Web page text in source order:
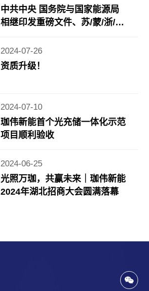
中共中央 国务院与国家能源局
相继印发重磅文件、苏/蒙/浙/鲁
2024-07-26
资质升级！
2024-07-10
珈伟新能首个光充储一体化示范
项目顺利验收
2024-06-25
光照万珈，共赢未来｜珈伟新能
2024年湖北招商大会圆满落幕